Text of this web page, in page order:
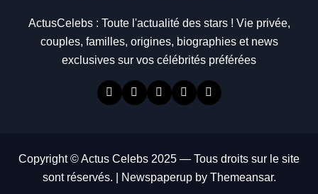
ActusCelebs : Toute l'actualité des stars ! Vie privée,
couples, familles, origines, biographies et news
exclusives sur vos célébrités préférées
Copyright © Actus Celebs 2025 — Tous droits sur le site
sont réservés.
Newspaperupby Themeansar.